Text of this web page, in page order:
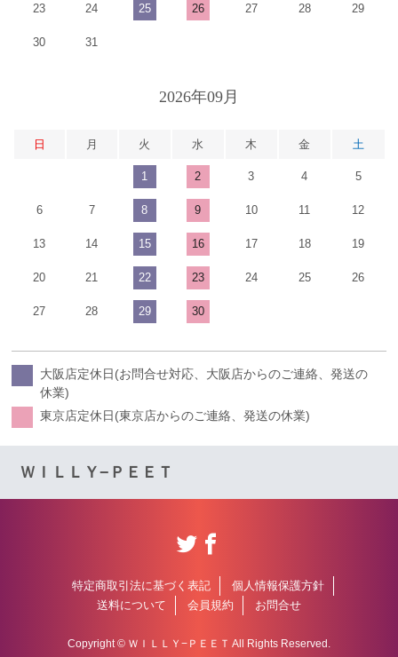
23 24 25 26 27 28 29
30 31
2026年09月
日 月 火 水 木 金 土
1 2 3 4 5
6 7 8 9 10 11 12
13 14 15 16 17 18 19
20 21 22 23 24 25 26
27 28 29 30
大阪店定休日(お問合せ対応、大阪店からのご連絡、発送の
休業)
東京店定休日(東京店からのご連絡、発送の休業)
ＷＩＬＬＹ−ＰＥＥＴ
特定商取引法に基づく表記
個人情報保護方針
送料について
会員規約 お問合せ
Copyright © ＷＩＬＬＹ−ＰＥＥＴ All Rights Reserved.